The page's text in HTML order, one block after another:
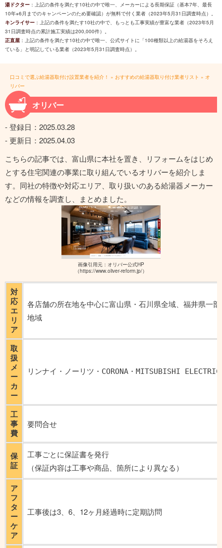
湯ドクター ：上記の条件を満たす10社の中で唯一、メーカーによる長期保証（基本7年、最長
10年※6月までのキャンペーンのため要確認）が無料で付く業者（2023年5月31日調査時点）。
キンライサー ：上記の条件を満たす10社の中で、もっとも工事実績が豊富な業者（2023年5月
31日調査時点の累計施工実績は200,000件）。
正直屋 ：上記の条件を満たす10社の中で唯一、公式サイトに「100種類以上の給湯器をそろえ
ている」と明記している業者（2023年5月31日調査時点）。
口コミで選ぶ給湯器取付け設置業者を紹介！ » おすすめの給湯器取り付け業者リスト » オ
リバー
オリバー
- 登録日： 2025.03.28
- 更新日： 2025.04.03
こちらの記事では、富山県に本社を置き、リフォームをはじめ
とする住宅関連の事業に取り組んでいるオリバーを紹介しま
す。同社の特徴や対応エリア、取り扱いのある給湯器メーカー
などの情報を調査し、まとめました。
画像引用元：オリバー公式HP
（https://www.oliver-reform.jp/）
対
応
エ
リ
ア
各店舗の所在地を中心に富山県・石川県全域、福井県一部
地域
取
扱
メ
ー
カ
ー
リンナイ・ノーリツ・CORONA・MITSUBISHI ELECTRIC
工
事
費
要問合せ
保
証
工事ごとに保証書を発行
（保証内容は工事や商品、箇所により異なる）
ア
フ
タ
ー
ケ
ア
工事後は3、6、12ヶ月経過時に定期訪問